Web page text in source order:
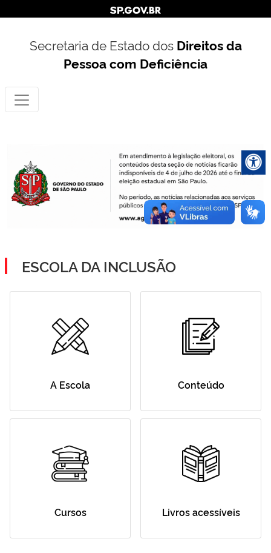
Secretaria de Estado dos Direitos da
Pessoa com Deficiência
ESCOLA DA INCLUSÃO
A Escola Conteúdo
Cursos Livros acessíveis